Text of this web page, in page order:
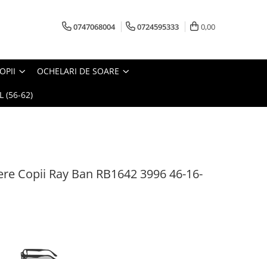
0747068004 0724595333 0,00
OCHELARI DE SOARE
(56-62)
Copii Ray Ban RB1642 3996 46-16-